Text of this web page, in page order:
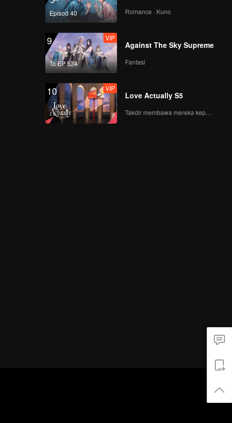
Episod 40 Romance · Kuno
9
To EP 534
VIP
Against The Sky Supreme
Fantasi
10 VIP
Love Actually S5
Takdir membawa mereka kepada cinta yang tulus!